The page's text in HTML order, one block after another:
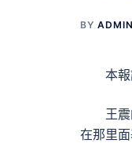
BY ADMIN
本
王
在那里